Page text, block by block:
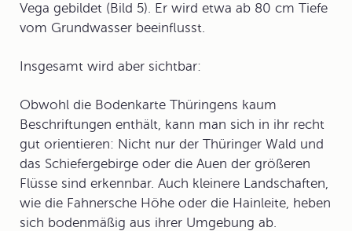
Vega gebildet (Bild 5). Er wird etwa ab 80 cm Tiefe
vom Grundwasser beeinflusst.
Insgesamt wird aber sichtbar:
Obwohl die Bodenkarte Thüringens kaum
Beschriftungen enthält, kann man sich in ihr recht
gut orientieren: Nicht nur der Thüringer Wald und
das Schiefergebirge oder die Auen der größeren
Flüsse sind erkennbar. Auch kleinere Landschaften,
wie die Fahnersche Höhe oder die Hainleite, heben
sich bodenmäßig aus ihrer Umgebung ab.